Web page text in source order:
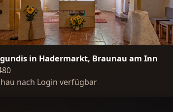
in Hadermarkt, Braunau am Inn
nach Login verfügbar